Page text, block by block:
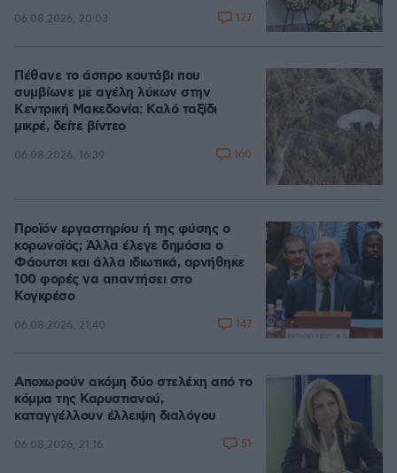
06.08.2026, 20:03 127
Πέθανε το άσπρο κουτάβι που
συμβίωνε με αγέλη λύκων στην
Κεντρική Μακεδονία: Καλό ταξίδι
μικρέ, δείτε βίντεο
06.08.2026, 16:39 160
Προϊόν εργαστηρίου ή της φύσης ο
κορωνοϊός; Άλλα έλεγε δημόσια ο
Φάουτσι και άλλα ιδιωτικά, αρνήθηκε
100 φορές να απαντήσει στο
Κογκρέσο
06.08.2026, 21:40 147
Αποχωρούν ακόμη δύο στελέχη από το
κόμμα της Καρυστιανού,
καταγγέλλουν έλλειψη διαλόγου
06.08.2026, 21:16 51